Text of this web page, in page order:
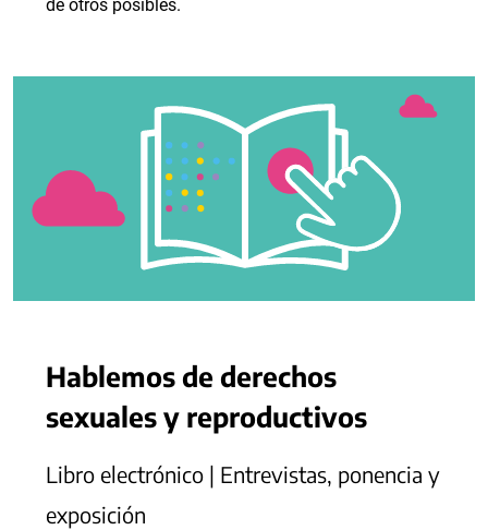
de otros posibles.
Hablemos de derechos
sexuales y reproductivos
Libro electrónico | Entrevistas, ponencia y
exposición